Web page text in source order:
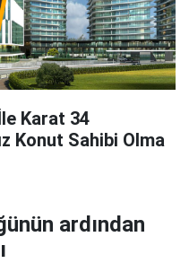
Karat 34
Konut Sahibi Olma
ardından